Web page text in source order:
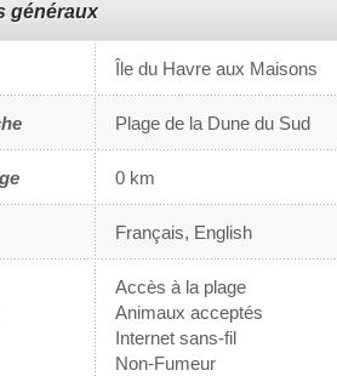
généraux
Île du Havre aux Maisons
Plage de la Dune du Sud
0 km
Français, English
Accès à la plage
Animaux acceptés
Internet sans-fil
Non-Fumeur